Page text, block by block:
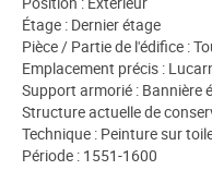
Étage : Dernier étage
Pièce / Partie de l'édifice :
Emplacement précis :
Support armorié : Bannière
Structure actuelle de
Technique : Peinture sur
Période : 1551-1600